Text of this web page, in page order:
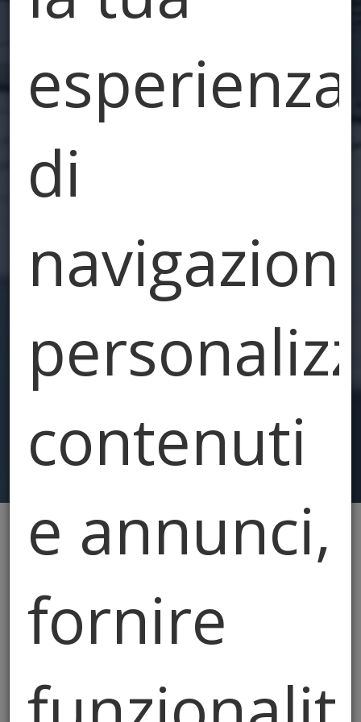
Hai cercato: "immobili"
esperienza
di
contenuti
e annunci,
fornire